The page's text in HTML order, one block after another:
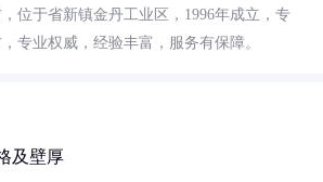
位于省新镇金丹工业区，1996年成立，专
专业权威，经验丰富，服务有保障。
及壁厚